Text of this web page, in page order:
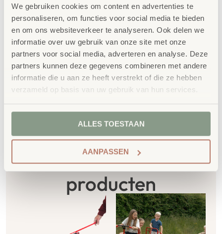
We gebruiken cookies om content en advertenties te
personaliseren, om functies voor social media te bieden
en om ons websiteverkeer te analyseren. Ook delen we
informatie over uw gebruik van onze site met onze
partners voor social media, adverteren en analyse. Deze
partners kunnen deze gegevens combineren met andere
informatie die u aan ze heeft verstrekt of die ze hebben
verzameld op basis van uw gebruik van hun services.
ALLES TOESTAAN
AANPASSEN
Kleuren Rood
Duurzaamheid
15+ jaar
SKU 6004
Gerelateerde
producten